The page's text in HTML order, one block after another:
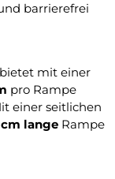
barrierefrei
mit einer
pro Rampe
einer seitlichen
cm lange Rampe